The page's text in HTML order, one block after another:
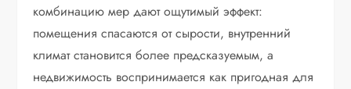
комбинацию мер дают ощутимый эффект:
помещения спасаются от сырости, внутренний
климат становится более предсказуемым, а
недвижимость воспринимается как пригодная для